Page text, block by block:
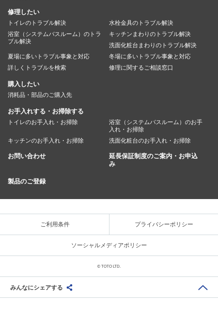
修理したい
トイレのトラブル解決
水栓金具のトラブル解決
浴室（システムバスルーム）のトラ
ブル解決
キッチンまわりのトラブル解決
洗面化粧台まわりのトラブル解決
夏場に多いトラブル事象と対応
冬場に多いトラブル事象と対応
詳しくトラブルを検索
修理に関するご相談窓口
購入したい
消耗品・部品のご購入先
お手入れする・お掃除する
トイレのお手入れ・お掃除
浴室（システムバスルーム）のお手
入れ・お掃除
キッチンのお手入れ・お掃除
洗面化粧台のお手入れ・お掃除
お問い合わせ
延長保証制度のご案内・お申込
み
製品のご登録
ご利用条件 プライバシーポリシー
ソーシャルメディアポリシー
みんなにシェアする
© TOTO LTD.